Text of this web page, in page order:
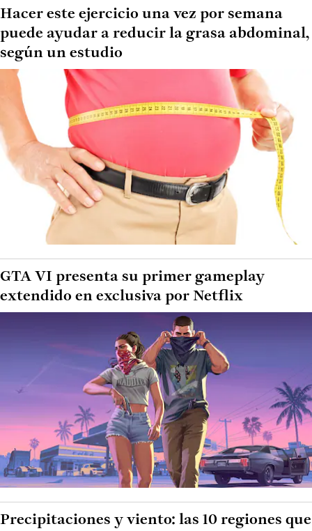
Hacer este ejercicio una vez por semana
puede ayudar a reducir la grasa abdominal,
según un estudio
GTA VI presenta su primer gameplay
extendido en exclusiva por Netflix
Precipitaciones y viento: las 10 regiones que